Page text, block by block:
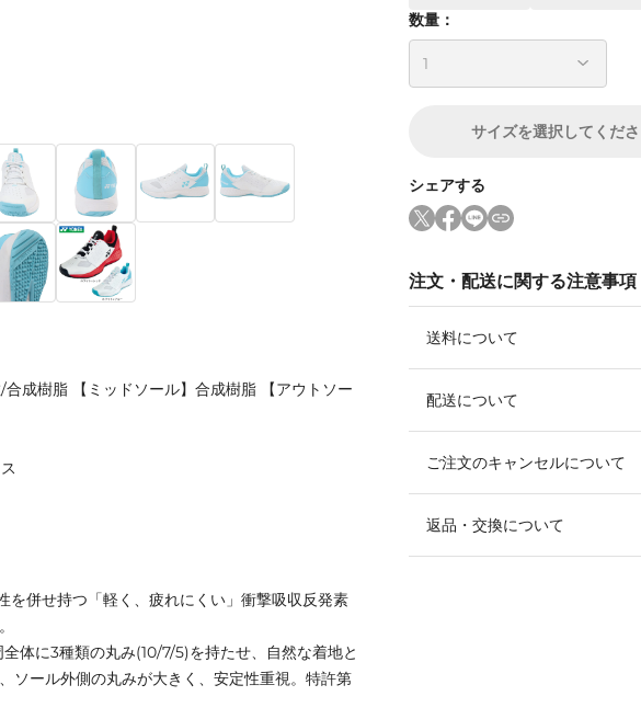
数量：
サイズを選択してくだ
シェアする
注文・配送に関する注意事項
送料について
配送について
ご注文のキャンセルについて
返品・交換について
成樹脂 【ミッドソール】合成樹脂 【アウトソー
を併せ持つ「軽く、疲れにくい」衝撃吸収反発素
体に3種類の丸み(10/7/5)を持たせ、自然な着地と
ソール外側の丸みが大きく、安定性重視。特許第